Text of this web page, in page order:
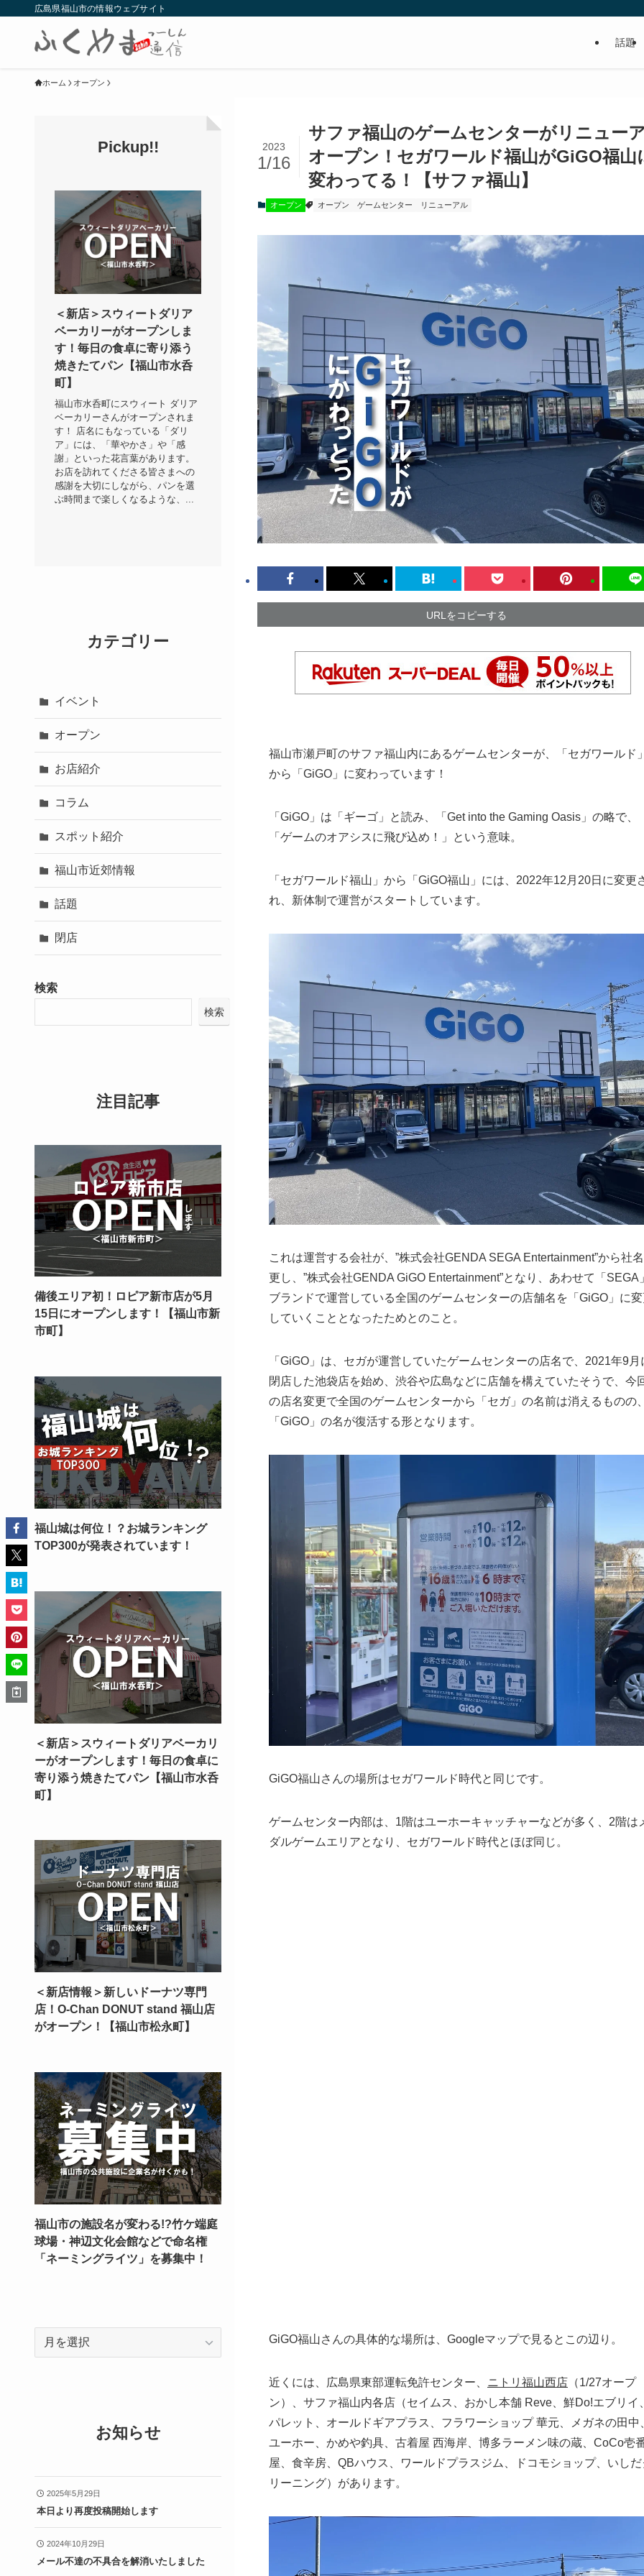
広島県福山市の情報ウェブサイト
話題
ホーム オープン
サファ福山のゲームセンターがリニュー
オープン！セガワールド福山がGiGO福山
変わってる！【サファ福山】
2023
1/16
オープン オープン ゲームセンター リニューアル
URLをコピーする
福山市瀬戸町のサファ福山内にあるゲームセンターが、「セガワールド
から「GiGO」に変わっています！
「GiGO」は「ギーゴ」と読み、「Get into the Gaming Oasis」の略で、
「ゲームのオアシスに飛び込め！」という意味。
「セガワールド福山」から「GiGO福山」には、2022年12月20日に変更
れ、新体制で運営がスタートしています。
これは運営する会社が、”株式会社GENDA SEGA Entertainment”から社
更し、”株式会社GENDA GiGO Entertainment”となり、あわせて「SEGA
ブランドで運営している全国のゲームセンターの店舗名を「GiGO」に
していくこととなったためとのこと。
「GiGO」は、セガが運営していたゲームセンターの店名で、2021年9月
閉店した池袋店を始め、渋谷や広島などに店舗を構えていたそうで、今
の店名変更で全国のゲームセンターから「セガ」の名前は消えるものの
「GiGO」の名が復活する形となります。
GiGO福山さんの場所はセガワールド時代と同じです。
ゲームセンター内部は、1階はユーホーキャッチャーなどが多く、2階は
ダルゲームエリアとなり、セガワールド時代とほぼ同じ。
GiGO福山さんの具体的な場所は、Googleマップで見るとこの辺り。
近くには、広島県東部運転免許センター、 ニトリ福山西店 （1/27オープ
ン）、サファ福山内各店（セイムス、おかし本舗 Reve、鮮Do!エブリイ
パレット、オールドギアプラス、フラワーショップ 華元、メガネの田中
ユーホー、かめや釣具、古着屋 西海岸、博多ラーメン味の蔵、CoCo壱
屋、食辛房、QBハウス、ワールドプラスジム、ドコモショップ、いしだ
リーニング）があります。
Pickup!!
＜新店＞スウィートダリア
ベーカリーがオープンしま
す！毎日の食卓に寄り添う
焼きたてパン【福山市水呑
町】
福山市水呑町にスウィート ダリア
ベーカリーさんがオープンされま
す！ 店名にもなっている「ダリ
ア」には、「華やかさ」や「感
謝」といった花言葉があります。
お店を訪れてくださる皆さまへの
感謝を大切にしながら、パンを選
ぶ時間まで楽しくなるような、...
カテゴリー
イベント
オープン
お店紹介
コラム
スポット紹介
福山市近郊情報
話題
閉店
検索
検索
注目記事
備後エリア初！ロピア新市店が5月
15日にオープンします！【福山市新
市町】
福山城は何位！？お城ランキング
TOP300が発表されています！
＜新店＞スウィートダリアベーカリ
ーがオープンします！毎日の食卓に
寄り添う焼きたてパン【福山市水呑
町】
＜新店情報＞新しいドーナツ専門
店！O-Chan DONUT stand 福山店
がオープン！【福山市松永町】
福山市の施設名が変わる!?竹ケ端庭
球場・神辺文化会館などで命名権
「ネーミングライツ」を募集中！
ー
お知らせ
2025年5月29日
本日より再度投稿開始します
2024年10月29日
メール不達の不具合を解消いたしました